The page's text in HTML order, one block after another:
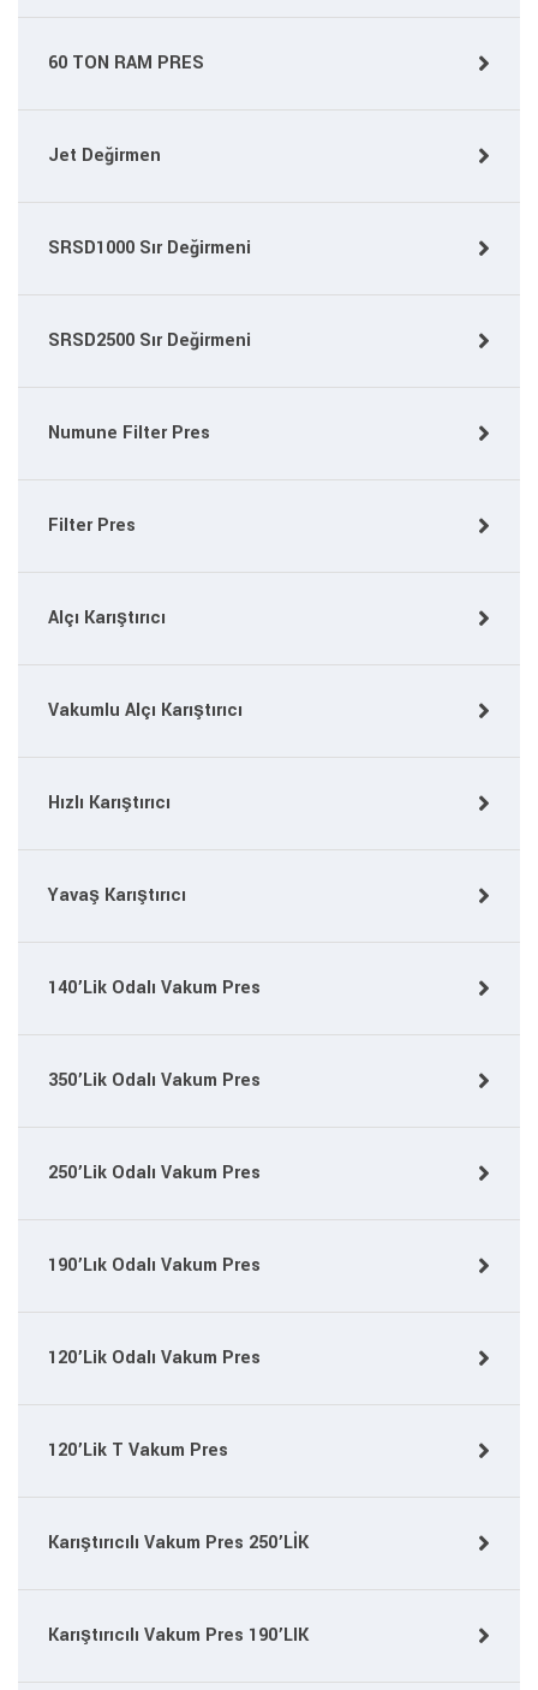
60 TON RAM PRES
Jet Değirmen
SRSD1000 Sır Değirmeni
SRSD2500 Sır Değirmeni
Numune Filter Pres
Filter Pres
Alçı Karıştırıcı
Vakumlu Alçı Karıştırıcı
Hızlı Karıştırıcı
Yavaş Karıştırıcı
140’Lik Odalı Vakum Pres
350’Lik Odalı Vakum Pres
250’Lik Odalı Vakum Pres
190’Lık Odalı Vakum Pres
120’Lik Odalı Vakum Pres
120’Lik T Vakum Pres
Karıştırıcılı Vakum Pres 250’LİK
Karıştırıcılı Vakum Pres 190’LIK